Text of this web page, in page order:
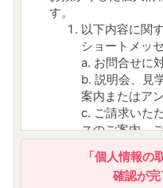
す。
以下内容に関
ショートメッ
a. お問合せに
b. 説明会、見
案内またはア
c. ご請求いた
スのご案内、
いての広告及
参加者、受講
「個人情報の
確認が